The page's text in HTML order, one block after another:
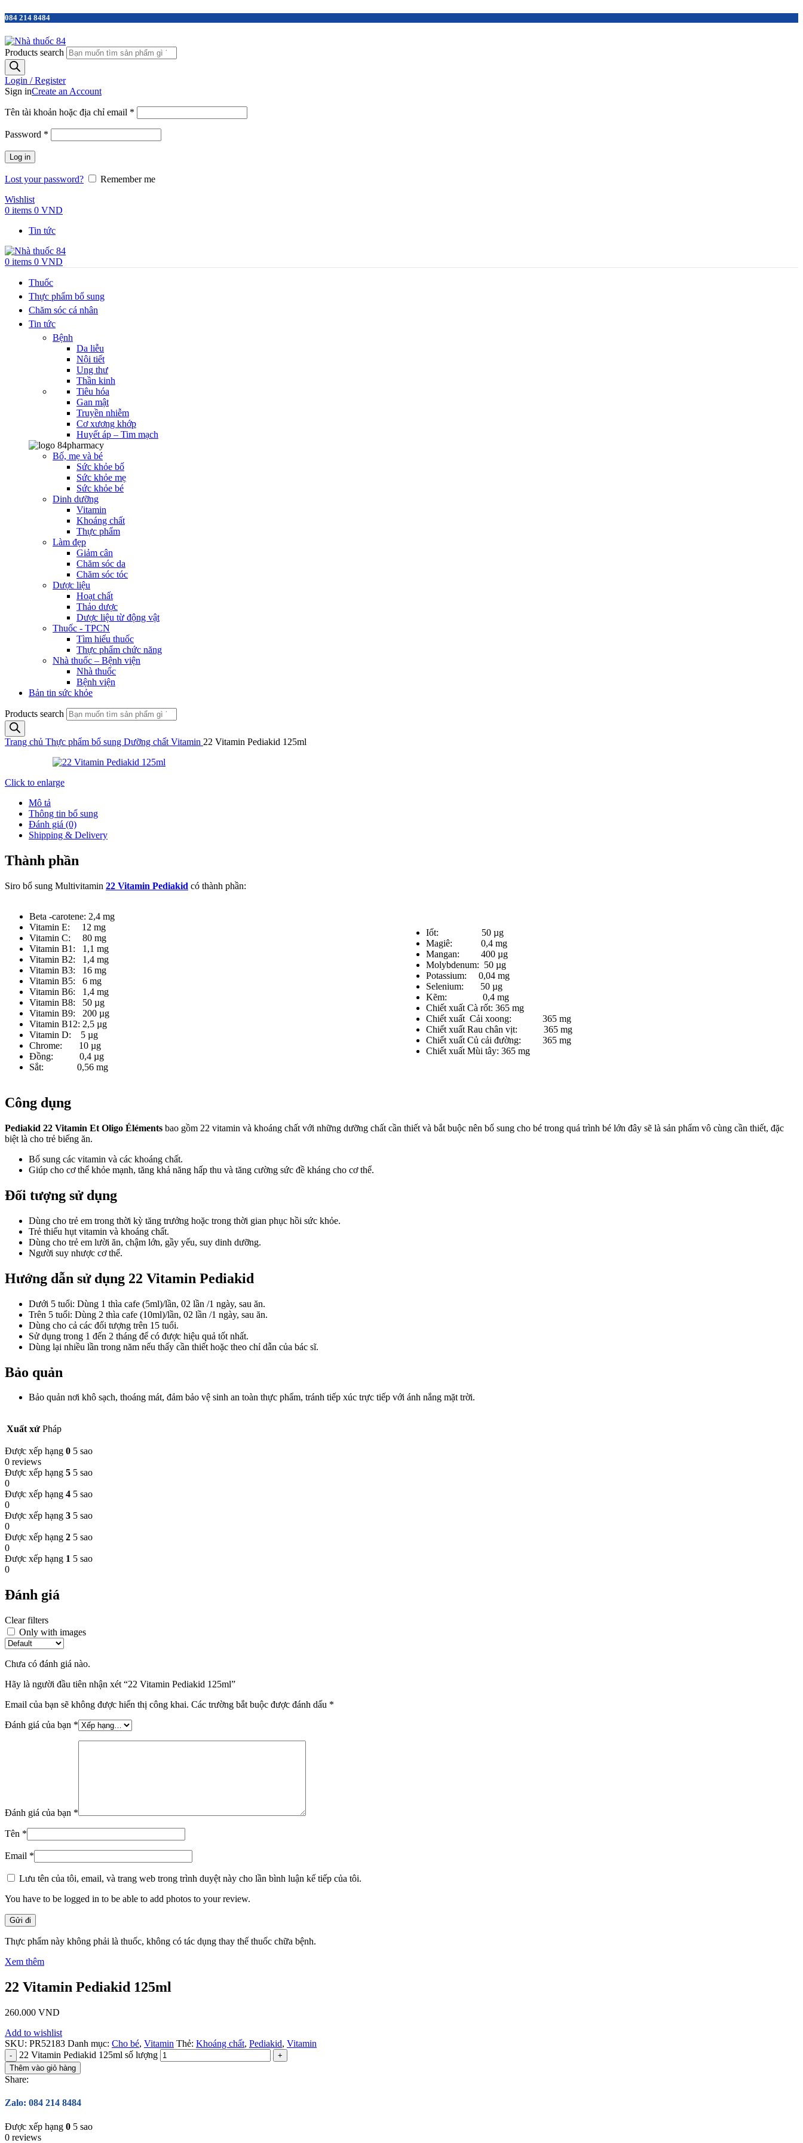
084 214 8484
Products search
Login / Register
Sign inCreate an Account
Tên tài khoản hoặc địa chỉ email *
Password *
Log in
Lost your password?
Remember me
Wishlist
0 items 0 VND
Tin tức
0 items 0 VND
Thuốc
Thực phẩm bổ sung
Chăm sóc cá nhân
Tin tức
Bệnh
Da liễu
Nội tiết
Ung thư
Thần kinh
Tiêu hóa
Gan mật
Truyền nhiễm
Cơ xương khớp
Huyết áp – Tim mạch
Bố, mẹ và bé
Sức khỏe bố
Sức khỏe mẹ
Sức khỏe bé
Dinh dưỡng
Vitamin
Khoáng chất
Thực phẩm
Làm đẹp
Giảm cân
Chăm sóc da
Chăm sóc tóc
Dược liệu
Hoạt chất
Thảo dược
Dược liệu từ động vật
Thuốc - TPCN
Tìm hiểu thuốc
Thực phẩm chức năng
Nhà thuốc – Bệnh viện
Nhà thuốc
Bệnh viện
Bản tin sức khỏe
Products search
Trang chủ Thực phẩm bổ sung Dưỡng chất Vitamin 22 Vitamin Pediakid 125ml
Click to enlarge
Mô tả
Thông tin bổ sung
Đánh giá (0)
Shipping & Delivery
Thành phần
Siro bổ sung Multivitamin 22 Vitamin Pediakid có thành phần:
Beta -carotene: 2,4 mg
Vitamin E: 12 mg
Vitamin C: 80 mg
Vitamin B1: 1,1 mg
Vitamin B2: 1,4 mg
Vitamin B3: 16 mg
Vitamin B5: 6 mg
Vitamin B6: 1,4 mg
Vitamin B8: 50 µg
Vitamin B9: 200 µg
Vitamin B12: 2,5 µg
Vitamin D: 5 µg
Chrome: 10 µg
Đồng: 0,4 µg
Sắt: 0,56 mg
Iốt: 50 µg
Magiê: 0,4 mg
Mangan: 400 µg
Molybdenum: 50 µg
Potassium: 0,04 mg
Selenium: 50 µg
Kẽm: 0,4 mg
Chiết xuất Cà rốt: 365 mg
Chiết xuất Cải xoong: 365 mg
Chiết xuất Rau chân vịt: 365 mg
Chiết xuất Củ cải đường: 365 mg
Chiết xuất Mùi tây: 365 mg
Công dụng
Pediakid 22 Vitamin Et Oligo Éléments bao gồm 22 vitamin và khoáng chất với những dưỡng chất cần thiết và bắt buộc nên bổ sung cho bé trong quá trình bé lớn đây sẽ là sản phẩm vô cùng cần thiết, đặc
biệt là cho trẻ biếng ăn.
Bổ sung các vitamin và các khoáng chất.
Giúp cho cơ thể khỏe mạnh, tăng khả năng hấp thu và tăng cường sức đề kháng cho cơ thể.
Đối tượng sử dụng
Dùng cho trẻ em trong thời kỳ tăng trưởng hoặc trong thời gian phục hồi sức khỏe.
Trẻ thiếu hụt vitamin và khoáng chất.
Dùng cho trẻ em lười ăn, chậm lớn, gầy yếu, suy dinh dưỡng.
Người suy nhược cơ thể.
Hướng dẫn sử dụng 22 Vitamin Pediakid
Dưới 5 tuổi: Dùng 1 thìa cafe (5ml)/lần, 02 lần /1 ngày, sau ăn.
Trên 5 tuổi: Dùng 2 thìa cafe (10ml)/lần, 02 lần /1 ngày, sau ăn.
Dùng cho cả các đối tượng trên 15 tuổi.
Sử dụng trong 1 đến 2 tháng để có được hiệu quả tốt nhất.
Dùng lại nhiều lần trong năm nếu thấy cần thiết hoặc theo chỉ dẫn của bác sĩ.
Bảo quản
Bảo quản nơi khô sạch, thoáng mát, đảm bảo vệ sinh an toàn thực phẩm, tránh tiếp xúc trực tiếp với ánh nắng mặt trời.
Xuất xứ Pháp
Được xếp hạng 0 5 sao
0 reviews
Được xếp hạng 5 5 sao
0
Được xếp hạng 4 5 sao
0
Được xếp hạng 3 5 sao
0
Được xếp hạng 2 5 sao
0
Được xếp hạng 1 5 sao
0
Đánh giá
Clear filters
Only with images
Chưa có đánh giá nào.
Hãy là người đầu tiên nhận xét “22 Vitamin Pediakid 125ml”
Email của bạn sẽ không được hiển thị công khai. Các trường bắt buộc được đánh dấu *
Đánh giá của bạn *
Đánh giá của bạn *
Tên *
Email *
Lưu tên của tôi, email, và trang web trong trình duyệt này cho lần bình luận kế tiếp của tôi.
You have to be logged in to be able to add photos to your review.
Thực phẩm này không phải là thuốc, không có tác dụng thay thế thuốc chữa bệnh.
Xem thêm
22 Vitamin Pediakid 125ml
260.000 VND
Add to wishlist
SKU: PR52183 Danh mục: Cho bé, Vitamin Thẻ: Khoáng chất, Pediakid, Vitamin
22 Vitamin Pediakid 125ml số lượng
Thêm vào giỏ hàng
Share:
Zalo: 084 214 8484
Được xếp hạng 0 5 sao
0 reviews